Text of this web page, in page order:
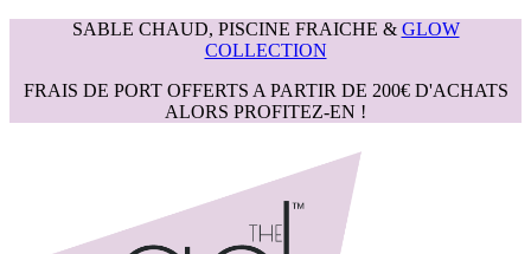
SABLE CHAUD, PISCINE FRAICHE & GLOW
COLLECTION
FRAIS DE PORT OFFERTS A PARTIR DE 200€ D'ACHATS
ALORS PROFITEZ-EN !